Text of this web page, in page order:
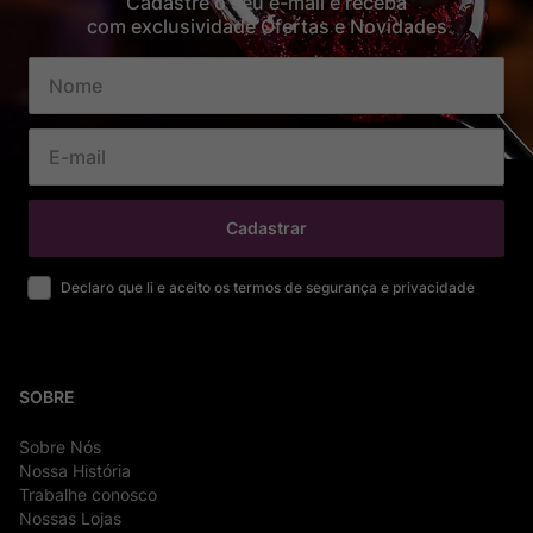
com exclusividade Ofertas e Novidades
Cadastrar
Declaro que li e aceito os termos de segurança e privacidade
SOBRE
Sobre Nós
Nossa História
Trabalhe conosco
Nossas Lojas